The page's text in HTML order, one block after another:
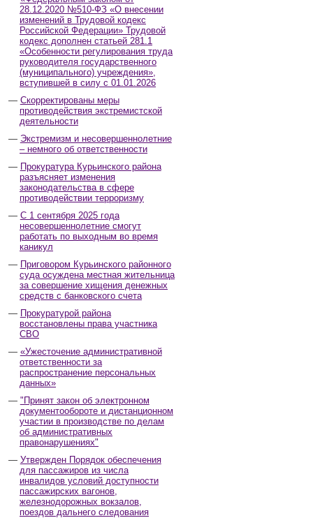
28.12.2020 №510-ФЗ «О внесении
изменений в Трудовой кодекс
Российской Федерации» Трудовой
кодекс дополнен статьей 281.1
«Особенности регулирования труда
руководителя государственного
(муниципального) учреждения»,
вступившей в силу с 01.01.2026
Скорректированы меры
противодействия экстремистской
деятельности
Экстремизм и несовершеннолетние
– немного об ответственности
Прокуратура Курьинского района
разъясняет изменения
законодательства в сфере
противодействии терроризму
С 1 сентября 2025 года
несовершеннолетние смогут
работать по выходным во время
каникул
Приговором Курьинского районного
суда осуждена местная жительница
за совершение хищения денежных
средств с банковского счета
Прокуратурой района
восстановлены права участника
СВО
«Ужесточение административной
ответственности за
распространение персональных
данных»
"Принят закон об электронном
документообороте и дистанционном
участии в производстве по делам
об административных
правонарушениях"
Утвержден Порядок обеспечения
для пассажиров из числа
инвалидов условий доступности
пассажирских вагонов,
железнодорожных вокзалов,
поездов дальнего следования